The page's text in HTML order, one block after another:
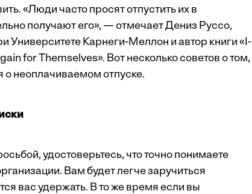
«Люди часто просят отпустить их в
получают его», — отмечает Дениз Руссо,
Карнеги-Меллон и автор книги «I-
for Themselves». Вот несколько советов о том,
о неоплачиваемом отпуске.
удостоверьтесь, что точно понимаете
Вам будет легче заручиться
вас удержать. В то же время если вы